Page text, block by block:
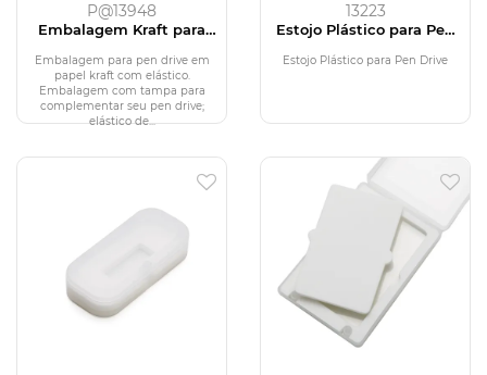
P@13948
Embalagem Kraft para
Embalagem para pen drive em
papel kraft com elástico.
Embalagem com tampa para
complementar seu pen drive;
elástico de...
13223
Estojo Plástico para Pen
Estojo Plástico para Pen Drive